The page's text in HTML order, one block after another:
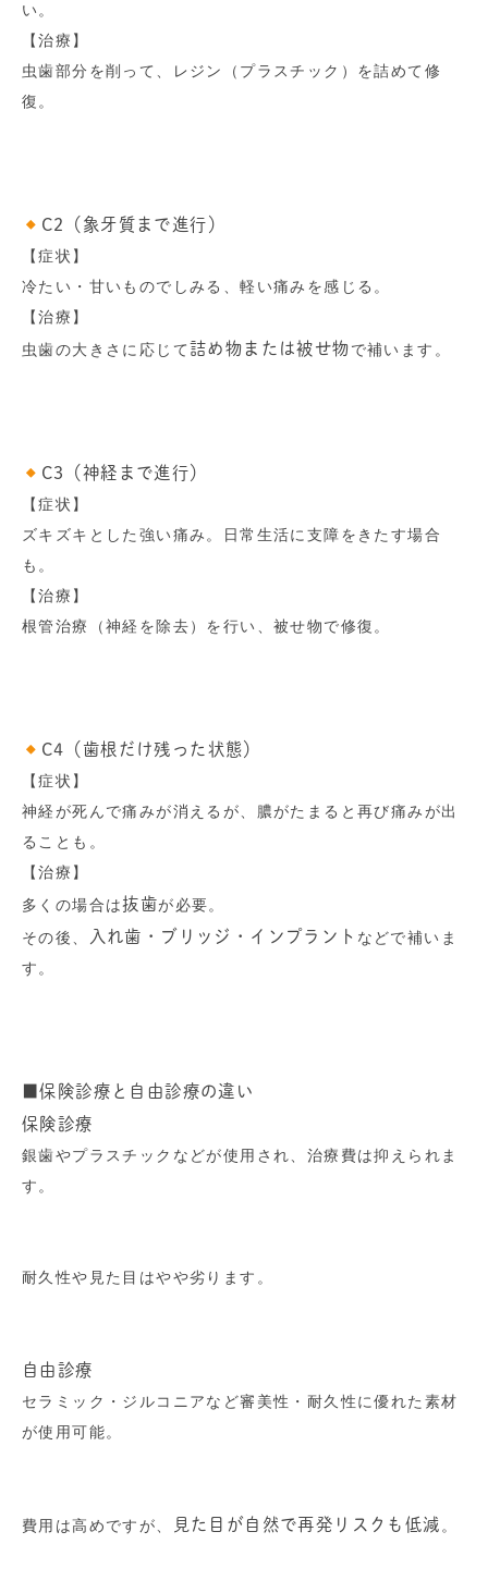
い。
【治療】
虫歯部分を削って、レジン（プラスチック）を詰めて修
復。
C2（象牙質まで進行）
【症状】
冷たい・甘いものでしみる、軽い痛みを感じる。
【治療】
虫歯の大きさに応じて詰め物または被せ物で補います。
C3（神経まで進行）
【症状】
ズキズキとした強い痛み。日常生活に支障をきたす場合
も。
【治療】
根管治療（神経を除去）を行い、被せ物で修復。
C4（歯根だけ残った状態）
【症状】
神経が死んで痛みが消えるが、膿がたまると再び痛みが出
ることも。
【治療】
多くの場合は抜歯が必要。
その後、
入れ歯・ブリッジ・インプラント などで補いま
す。
■保険診療と自由診療の違い
保険診療
銀歯やプラスチックなどが使用され、治療費は抑えられま
す。
耐久性や見た目はやや劣ります。
自由診療
セラミック・ジルコニアなど審美性・耐久性に優れた素材
が使用可能。
費用は高めですが、 見た目が自然で再発リスクも低減。